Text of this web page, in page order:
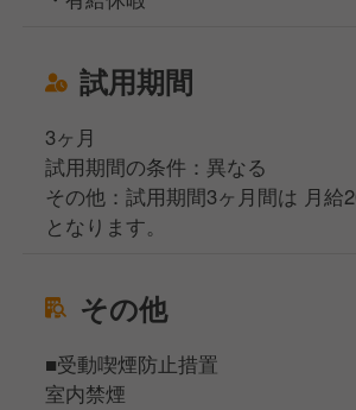
試用期間
3ヶ月
試用期間の条件：異なる
その他：試用期間3ヶ月間は 月給
となります。
その他
■受動喫煙防止措置
室内禁煙